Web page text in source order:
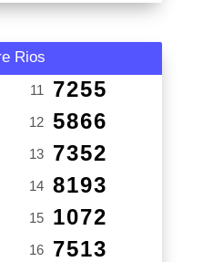
Rios
11 7255
12 5866
13 7352
14 8193
15 1072
16 7513